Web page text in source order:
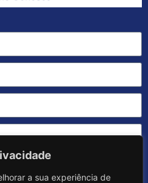
a sua experiência de